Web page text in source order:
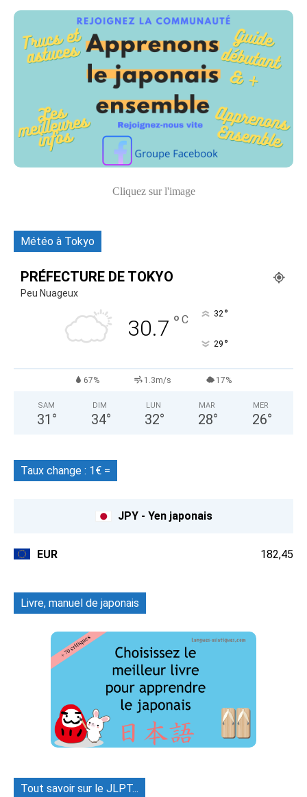
Cliquez sur l'image
Météo à Tokyo
PRÉFECTURE DE TOKYO
Peu Nuageux
30.7 ° C 32°
29 °
67% 1.3m/s 17%
SAM
31 °
DIM
34°
LUN
32°
MAR
28°
MER
26°
Taux change : 1€ =
JPY - Yen japonais
EUR 182,45
Livre, manuel de japonais
Tout savoir sur le JLPT...